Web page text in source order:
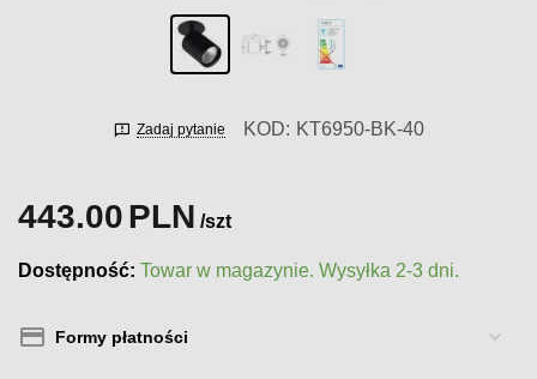
Zadaj pytanie KOD: KT6950-BK-40
443.00PLN /szt
Dostępność: Towar w magazynie. Wysyłka 2-3 dni.
Formy płatności